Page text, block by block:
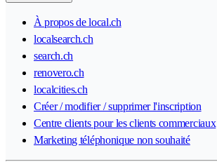
À propos de local.ch
localsearch.ch
search.ch
renovero.ch
localcities.ch
Créer / modifier / supprimer l'inscription
Centre clients pour les clients commerciaux
Marketing téléphonique non souhaité